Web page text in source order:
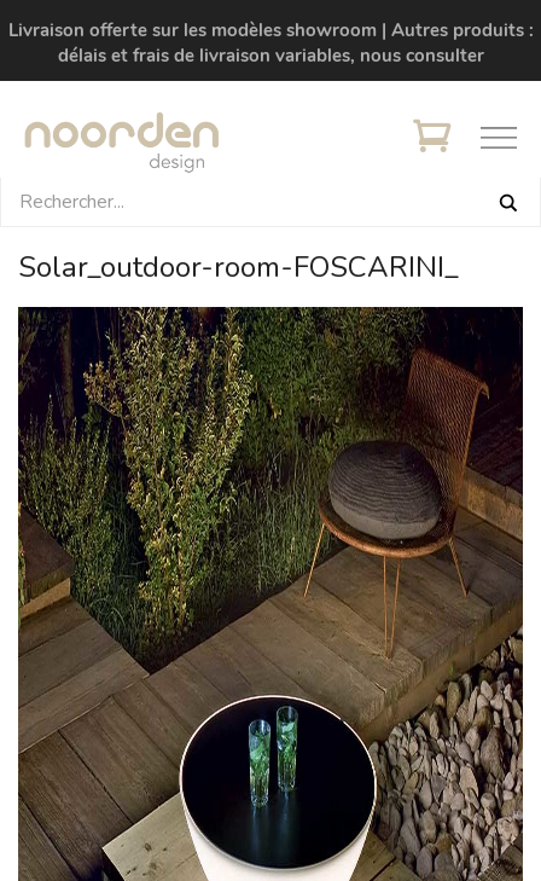
Livraison offerte sur les modèles showroom | Autres produits :
délais et frais de livraison variables, nous consulter
Solar_outdoor-room-FOSCARINI_